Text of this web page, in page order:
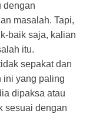
dengan
masalah. Tapi,
baik saja, kalian
itu.
sepakat dan
ini yang paling
dipaksa atau
sesuai dengan